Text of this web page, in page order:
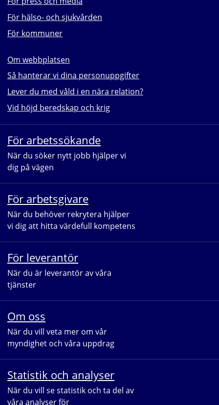
För hälso- och sjukvården
För kommuner
Om webbplatsen
Så hanterar vi dina personuppgifter
Lever du med våld i en nära relation?
Vid höjd beredskap och krig
För arbetssökande
När du söker nytt jobb hjälper vi
dig på vägen
För arbetsgivare
När du behöver rekrytera hjälper
vi dig att hitta värdefull kompetens
För leverantör
När du är leverantör av våra
tjänster
Om oss
När du vill veta mer om vår
myndighet och våra uppdrag
Statistik och analyser
När du vill se statistik och ta del av
våra analyser för